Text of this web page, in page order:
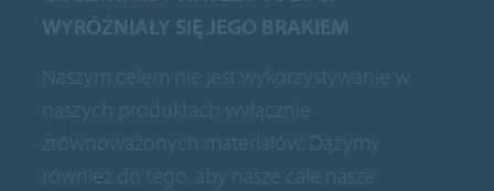
WYRÓŻNIAŁY SIĘ JEGO BRAKIEM
Naszym celem nie jest wykorzystywanie w
naszych produktach wyłącznie
zrównoważonych materiałów. Dążymy
również do tego, aby nasze całe nasze